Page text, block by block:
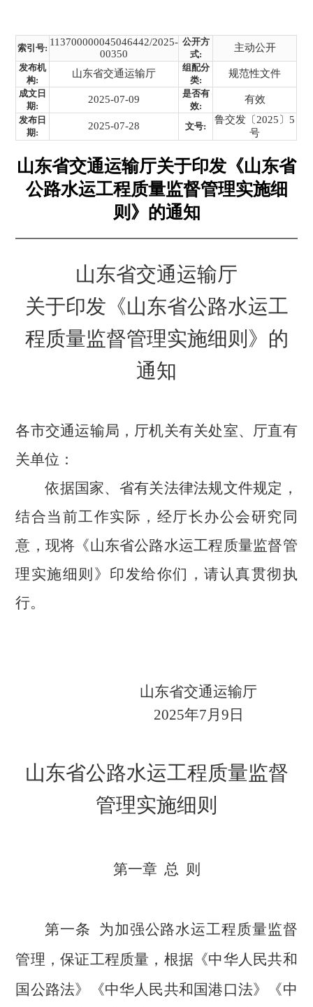
索引号:
113700000045046442/2025-
00350
公开方
式:
主动公开
发布机
构:
山东省交通运输厅
组配分
类:
规范性文件
成文日
期:
2025-07-09
是否有
效:
有效
发布日
期:
2025-07-28 文号:
鲁交发〔2025〕5
号
山东省交通运输厅关于印发《山东省
公路水运工程质量监督管理实施细
则》的通知
山东省交通运输厅
关于印发《山东省公路水运工
程质量监督管理实施细则》的
通知
各市交通运输局，厅机关有关处室、厅直有
关单位：
依据国家、省有关法律法规文件规定，
结合当前工作实际，经厅长办公会研究同
意，现将《山东省公路水运工程质量监督管
理实施细则》印发给你们，请认真贯彻执
行。
山东省交通运输厅
2025年7月 9 日
山东省公路水运工程质量监督
管理实施细则
第一章 总 则
第一条
为加强公路水运工程质量监督
管理，保证工程质量，根据《中华人民共和
国公路法》《中华人民共和国港口法》《中